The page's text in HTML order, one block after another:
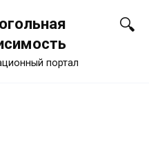
портал